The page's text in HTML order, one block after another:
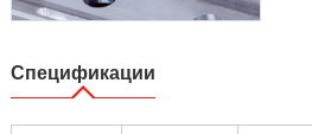
Спецификации